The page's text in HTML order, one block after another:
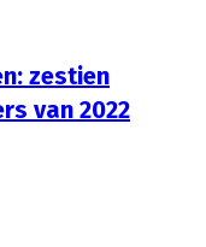
zestien
van 2022